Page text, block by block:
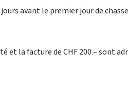
avant le premier jour de
la facture de CHF 200.– sont